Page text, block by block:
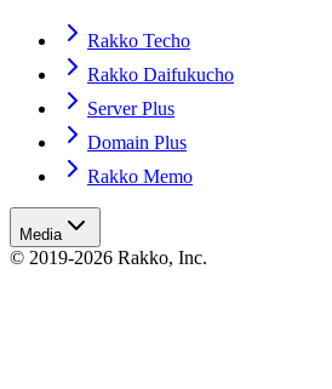
Rakko Techo
Rakko Daifukucho
Server Plus
Domain Plus
Rakko Memo
Media
© 2019-2026 Rakko, Inc.